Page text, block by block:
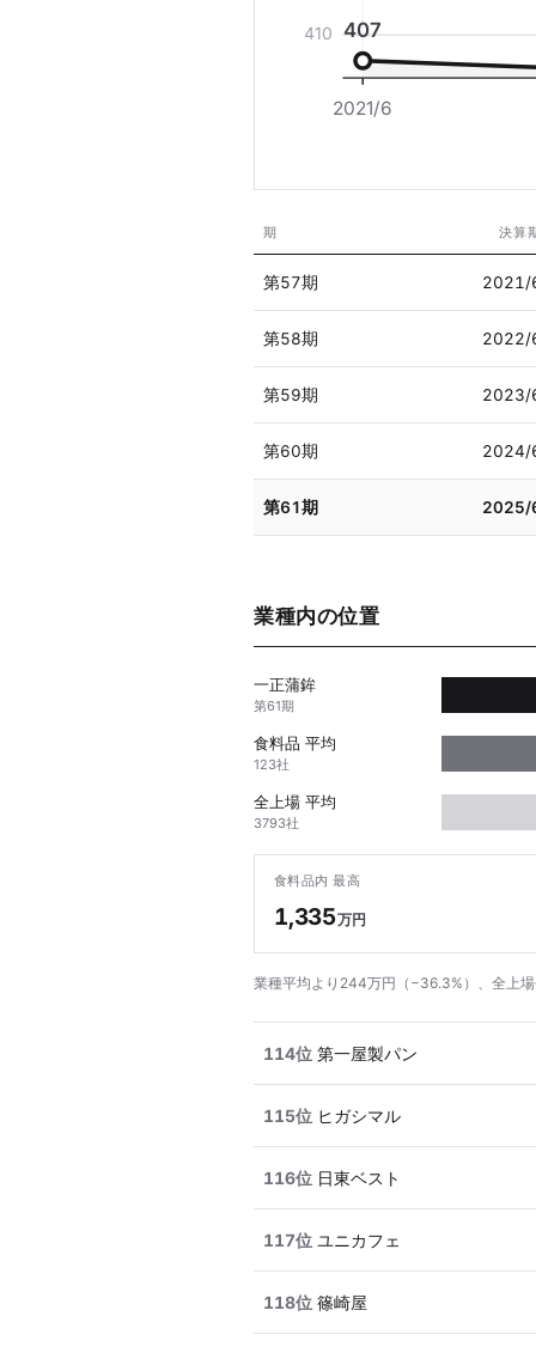
410 407
2021/6
期 決算
第57期 2021/
第58期 2022/
第59期 2023/
第60期 2024/
第61期 2025/
業種内の位置
一正蒲鉾
第61期
食料品 平均
123社
全上場 平均
3793社
食料品内 最高
1,335万円
業種平均より244万円（−36.3%）、全上
114位 第一屋製パン
115位 ヒガシマル
116位 日東ベスト
117位 ユニカフェ
118位 篠崎屋